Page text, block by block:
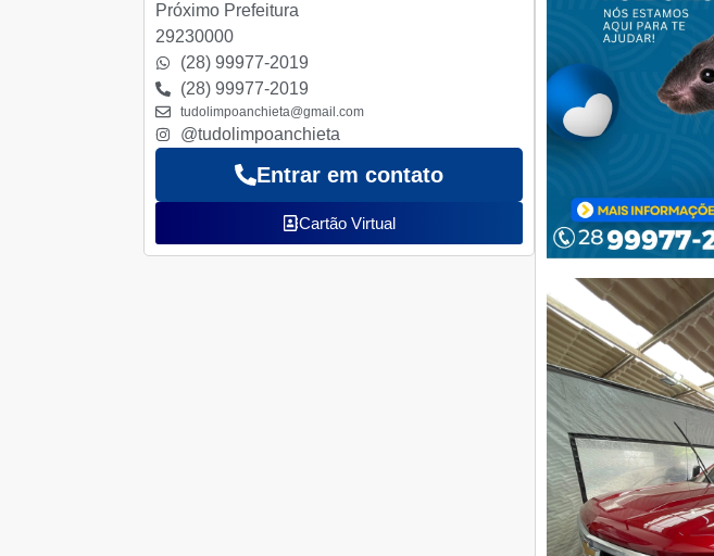
Próximo Prefeitura
29230000
(28) 99977-2019
(28) 99977-2019
tudolimpoanchieta@gmail.com
@tudolimpoanchieta
Entrar em contato
Cartão Virtual